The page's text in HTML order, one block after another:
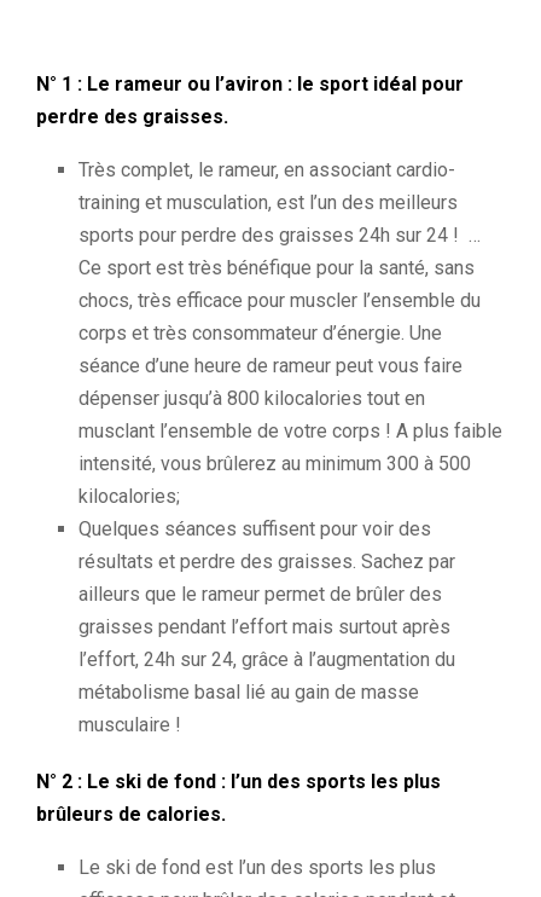
N° 1 : Le rameur ou l’aviron : le sport idéal pour
perdre des graisses.
Très complet, le rameur, en associant cardio-
training et musculation, est l’un des meilleurs
sports pour perdre des graisses 24h sur 24 ! …
Ce sport est très bénéfique pour la santé, sans
chocs, très efficace pour muscler l’ensemble du
corps et très consommateur d’énergie. Une
séance d’une heure de rameur peut vous faire
dépenser jusqu’à 800 kilocalories tout en
musclant l’ensemble de votre corps ! A plus faible
intensité, vous brûlerez au minimum 300 à 500
kilocalories;
Quelques séances suffisent pour voir des
résultats et perdre des graisses. Sachez par
ailleurs que le rameur permet de brûler des
graisses pendant l’effort mais surtout après
l’effort, 24h sur 24, grâce à l’augmentation du
métabolisme basal lié au gain de masse
musculaire !
N° 2 : Le ski de fond : l’un des sports les plus
brûleurs de calories.
Le ski de fond est l’un des sports les plus